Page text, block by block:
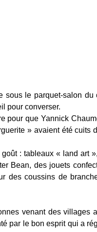
sous le parquet-salon du
pour converser.
pour que Yannick
» avaient été cuits
: tableaux « land art
Bean, des jouets
des coussins de
venant des villages
par le bon esprit qui a